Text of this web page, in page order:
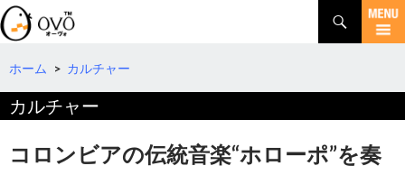
検
索
コ
テ
ツ
へ
ホーム > カルチャー
カルチャー
コロンビアの伝統音楽“ホローポ”を奏